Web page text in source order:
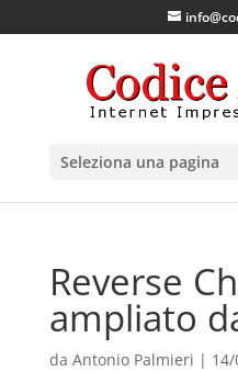
Seleziona una pagina
Reverse
ampliato
da Antonio Palmieri |